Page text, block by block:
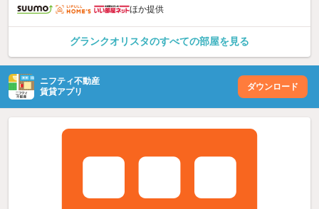
ほか提供
グランクオリスタのすべての部屋を見る
ニフティ不動産
賃貸アプリ
ダウンロード